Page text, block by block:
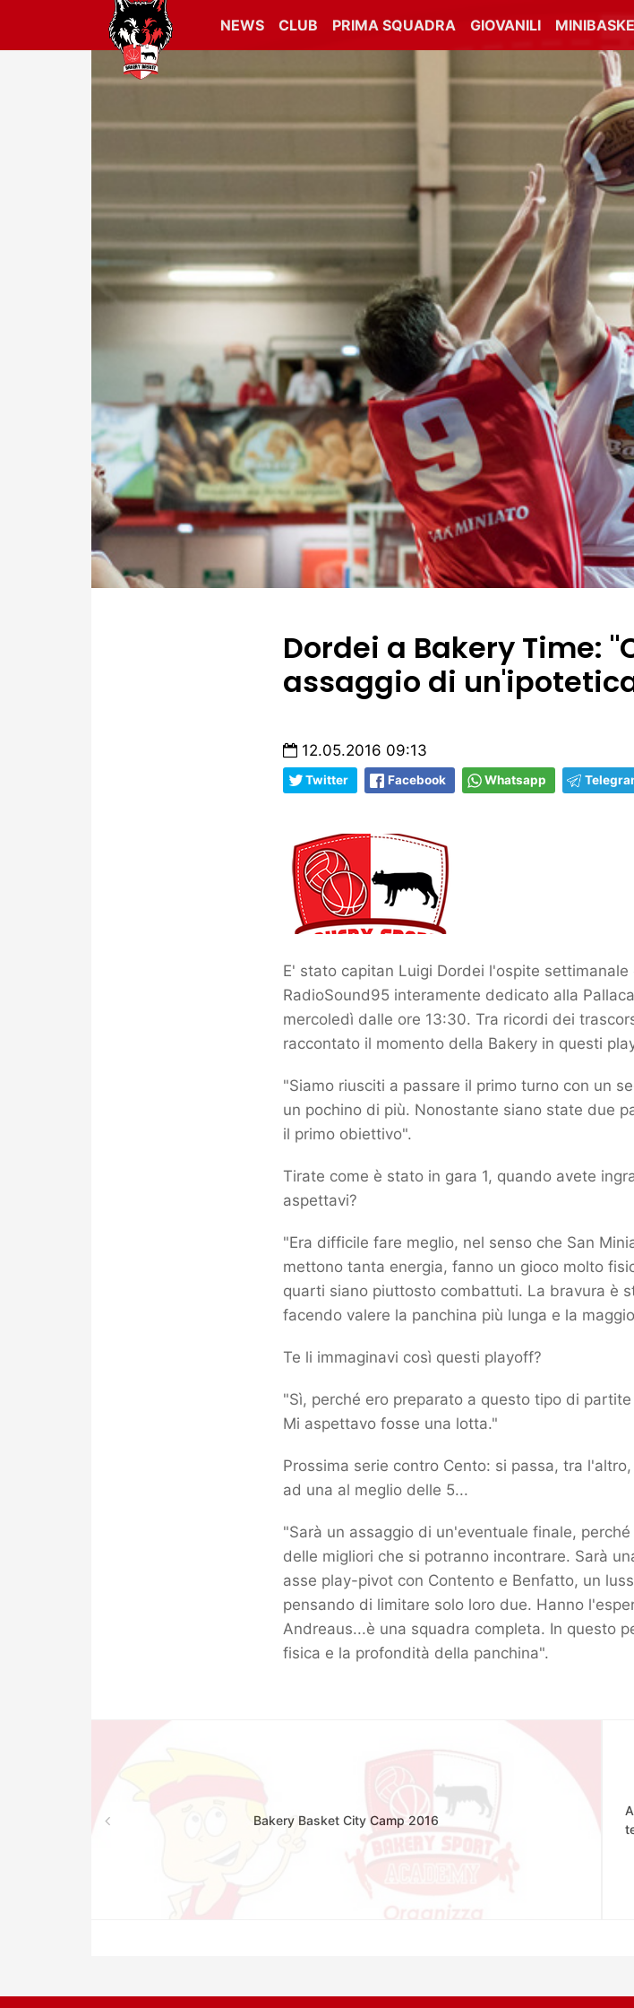
NEWS CLUB PRIMA SQUADRA GIOVANILI
Dordei a Bakery Time:
assaggio di
12.05.2016 09:13
Twitter Facebook Whatsapp
E' stato capitan Luigi Dordei l'ospite
RadioSound95 interamente dedicato alla
mercoledì dalle ore 13:30. Tra ricordi dei
raccontato il momento della Bakery in questi
"Siamo riusciti a passare il primo turno con un
un pochino di più. Nonostante siano state due
il primo obiettivo".
Tirate come è stato in gara 1, quando avete
aspettavi?
"Era difficile fare meglio, nel senso che San
mettono tanta energia, fanno un gioco molto
quarti siano piuttosto combattuti. La bravura è
facendo valere la panchina più lunga e la
Te li immaginavi così questi playoff?
"Sì, perché ero preparato a questo tipo di
Mi aspettavo fosse una lotta."
Prossima serie contro Cento: si passa, tra
ad una al meglio delle 5...
"Sarà un assaggio di un'eventuale finale,
delle migliori che si potranno incontrare. Sarà
asse play-pivot con Contento e Benfatto, un
pensando di limitare solo loro due. Hanno
Andreaus...è una squadra completa. In questo
fisica e la profondità della panchina".
Bakery Basket City Camp 2016